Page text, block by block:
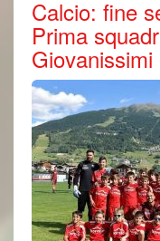
Calcio: fine
Prima
Giovanissimi